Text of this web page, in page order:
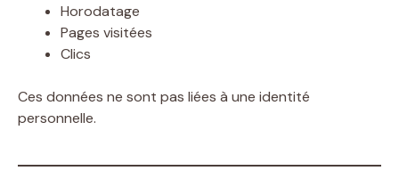
Horodatage
Pages visitées
Clics
Ces données ne sont pas liées à une identité
personnelle.